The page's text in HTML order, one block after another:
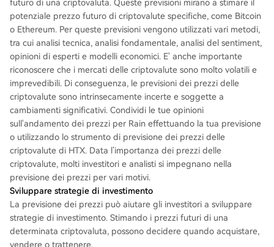
futuro di una criptovaluta. Queste previsioni mirano a stimare il
potenziale prezzo futuro di criptovalute specifiche, come Bitcoin
o Ethereum. Per queste previsioni vengono utilizzati vari metodi,
tra cui analisi tecnica, analisi fondamentale, analisi del sentiment,
opinioni di esperti e modelli economici. E' anche importante
riconoscere che i mercati delle criptovalute sono molto volatili e
imprevedibili. Di conseguenza, le previsioni dei prezzi delle
criptovalute sono intrinsecamente incerte e soggette a
cambiamenti significativi. Condividi le tue opinioni
sull'andamento dei prezzi per Rain effettuando la tua previsione
o utilizzando lo strumento di previsione dei prezzi delle
criptovalute di HTX. Data l’importanza dei prezzi delle
criptovalute, molti investitori e analisti si impegnano nella
previsione dei prezzi per vari motivi.
Sviluppare strategie di investimento
La previsione dei prezzi può aiutare gli investitori a sviluppare
strategie di investimento. Stimando i prezzi futuri di una
determinata criptovaluta, possono decidere quando acquistare,
vendere o trattenere.